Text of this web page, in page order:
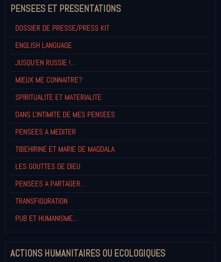
PENSEES ET PRESENTATIONS
DOSSIER DE PRESSE/PRESS KIT
ENGLISH LANGUAGE
JUSQU'EN RUSSIE !...
MIEUX ME CONNAITRE?
SPIRITUALITE ET MATERIALITE
DANS L'INTIMITE DE MES PENSEES
PENSEES A MEDITER
TIBEHIRINE ET MARIE DE MAGDALA
LES GOUTTES DE DIEU
PENSEES A PARTAGER...
TRANSFIGURATION
PUB ET HUMANISME...
ACTIONS HUMANITAIRES OU ECOLOGIQUES